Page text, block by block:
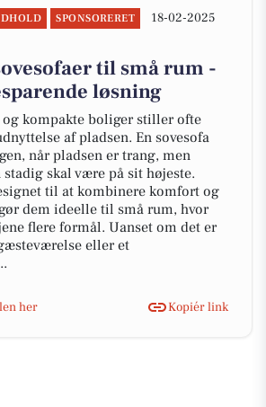
SPONSORERET
18-02-2025
til små rum -
løsning
kompakte boliger stiller ofte
af pladsen. En sovesofa
når pladsen er trang, men
skal være på sit højeste.
til at kombinere komfort og
dem ideelle til små rum, hvor
flere formål. Uanset om det er
eller et
her Kopiér link